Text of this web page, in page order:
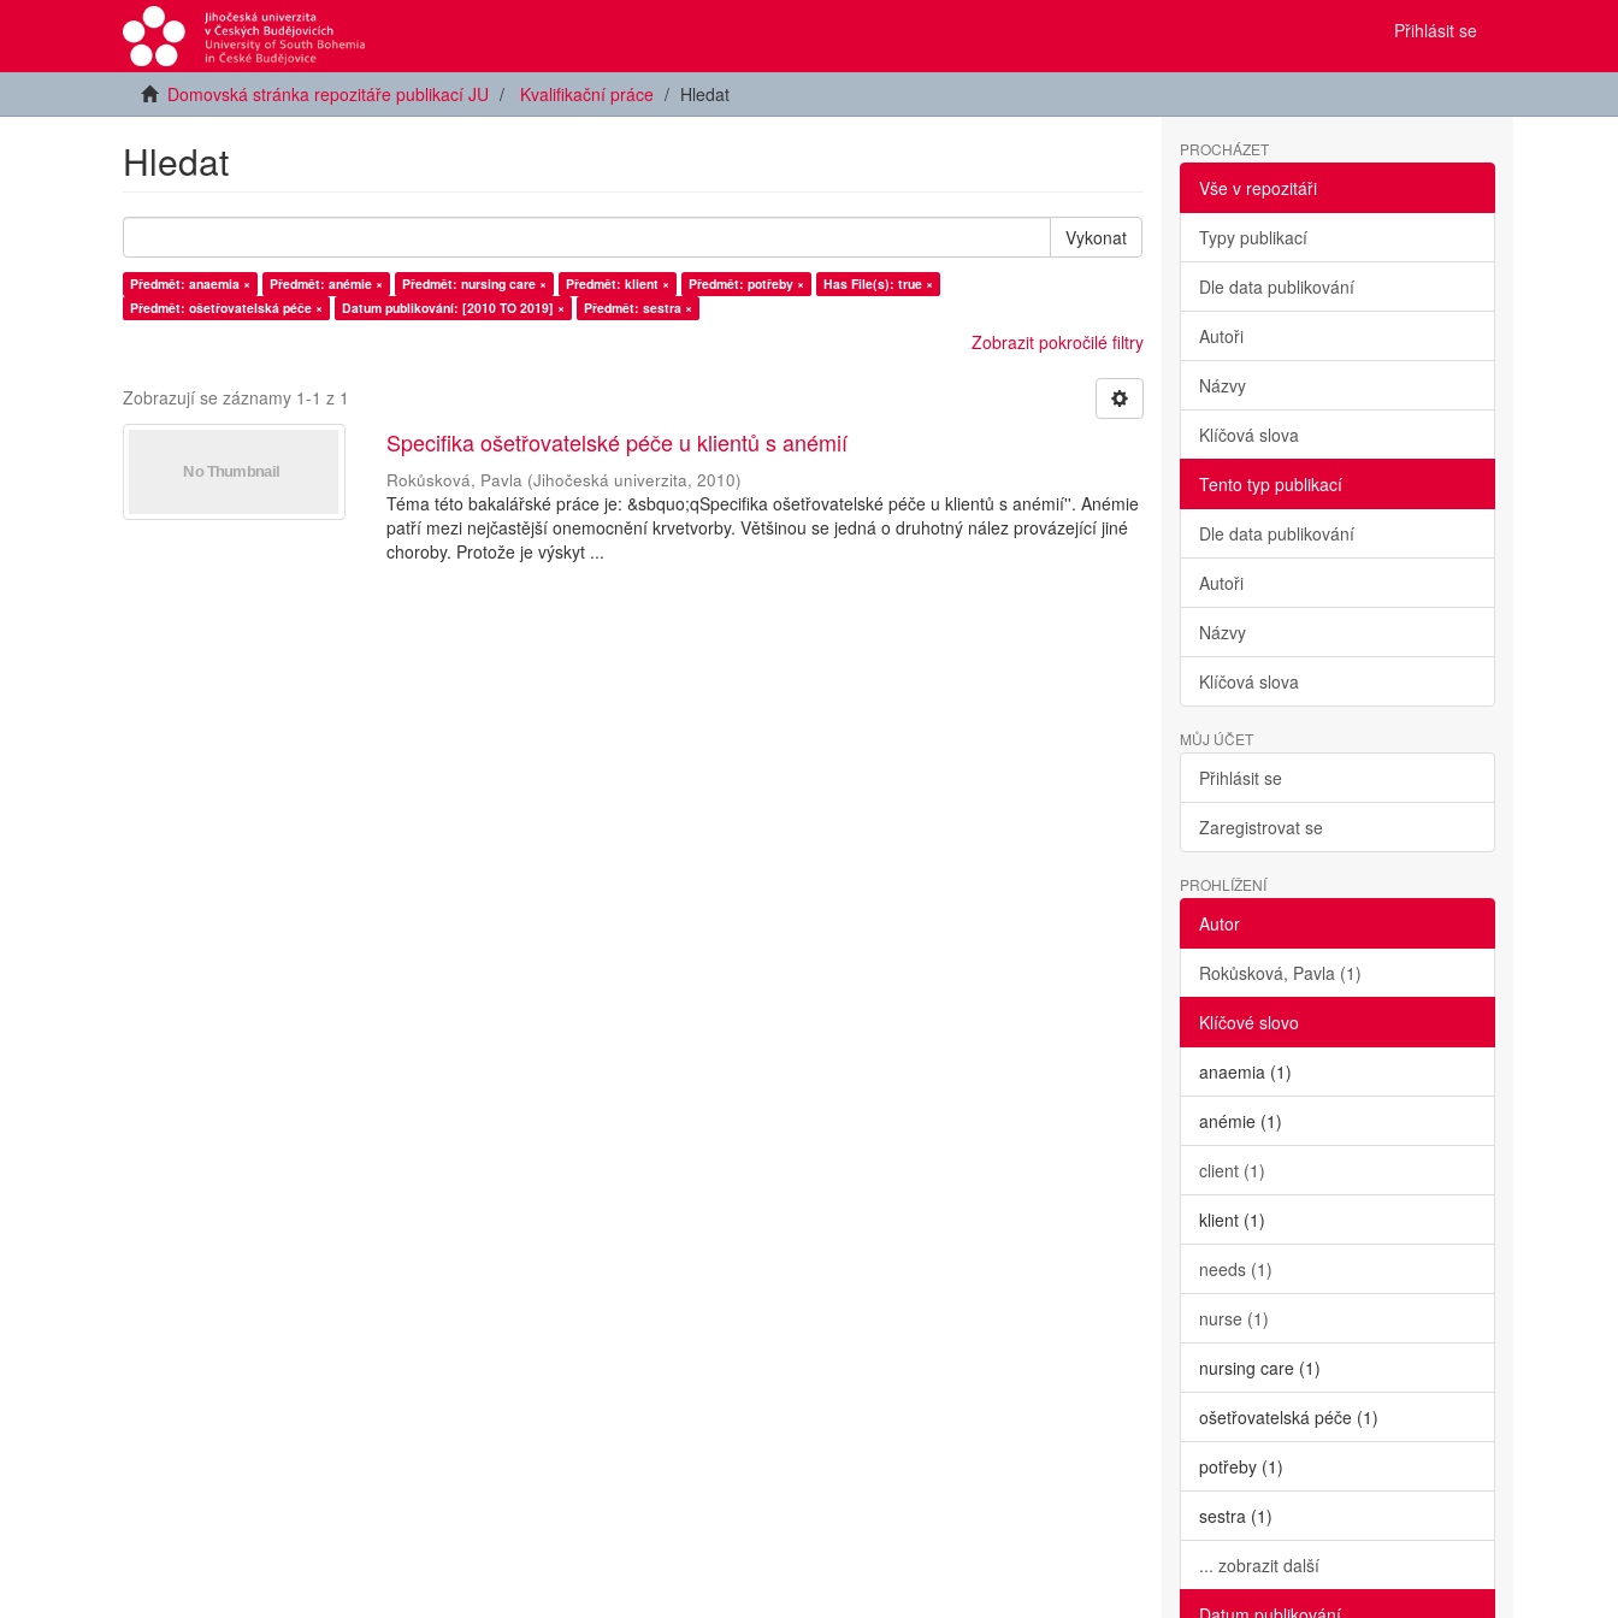
Přihlásit se
Domovská stránka repozitáře publikací JU Kvalifikační práce Hledat
Hledat
Vykonat
Předmět: anaemia × Předmět: anémie × Předmět: nursing care × Předmět: klient × Předmět: potřeby ×
Has File(s): true ×
Předmět: ošetřovatelská péče ×
Datum publikování: [2010 TO 2019] × Předmět: sestra ×
Zobrazit pokročilé filtry
Zobrazují se záznamy 1-1 z 1
Specifika ošetřovatelské péče u klientů s anémií
Rokůsková, Pavla (Jihočeská univerzita,2010)
Téma této bakalářské práce je: &sbquo;qSpecifika ošetřovatelské péče u klientů s anémií''. Anémie
patří mezi nejčastější onemocnění krvetvorby. Většinou se jedná o druhotný nález provázející jiné
choroby. Protože je výskyt ...
PROCHÁZET
Vše v repozitáři
Typy publikací
Dle data publikování
Autoři
Názvy
Klíčová slova
Tento typ publikací
Dle data publikování
Autoři
Názvy
Klíčová slova
MŮJ ÚČET
Přihlásit se
Zaregistrovat se
PROHLÍŽENÍ
Autor
Rokůsková, Pavla (1)
Klíčové slovo
anaemia (1)
anémie (1)
client (1)
klient (1)
needs (1)
nurse (1)
nursing care (1)
ošetřovatelská péče (1)
potřeby (1)
sestra (1)
... zobrazit další